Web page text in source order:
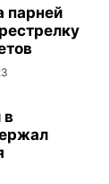
парней
в